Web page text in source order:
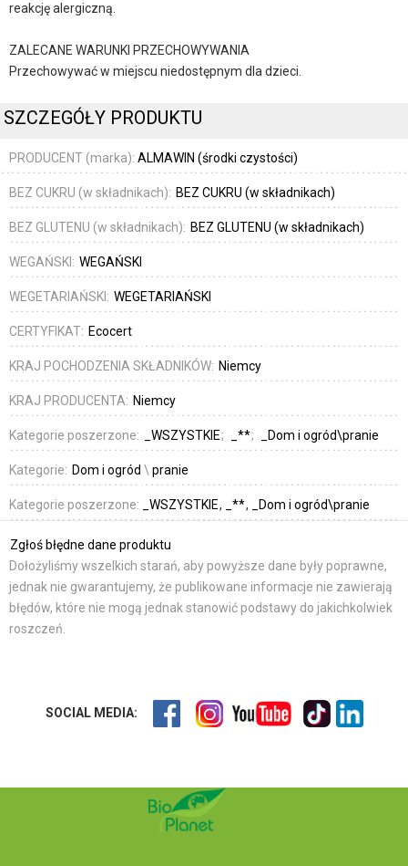
reakcję alergiczną.
ZALECANE WARUNKI PRZECHOWYWANIA
Przechowywać w miejscu niedostępnym dla dzieci.
SZCZEGÓŁY PRODUKTU
PRODUCENT (marka): ALMAWIN (środki czystości)
BEZ CUKRU (w składnikach): BEZ CUKRU (w składnikach)
BEZ GLUTENU (w składnikach): BEZ GLUTENU (w składnikach)
WEGAŃSKI: WEGAŃSKI
WEGETARIAŃSKI: WEGETARIAŃSKI
CERTYFIKAT: Ecocert
KRAJ POCHODZENIA SKŁADNIKÓW: Niemcy
KRAJ PRODUCENTA: Niemcy
Kategorie poszerzone: _WSZYSTKIE _** _Dom i ogród\pranie
Kategorie: Dom i ogród \ pranie
Kategorie poszerzone: _WSZYSTKIE _** _Dom i ogród\pranie
Zgłoś błędne dane produktu
Dołożyliśmy wszelkich starań, aby powyższe dane były poprawne,
jednak nie gwarantujemy, że publikowane informacje nie zawierają
błędów, które nie mogą jednak stanowić podstawy do jakichkolwiek
roszczeń.
SOCIAL MEDIA: